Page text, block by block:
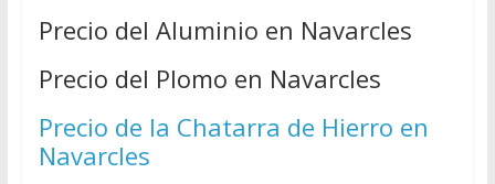
Precio del Aluminio en Navarcles
Precio del Plomo en Navarcles
Precio de la Chatarra de Hierro en
Navarcles